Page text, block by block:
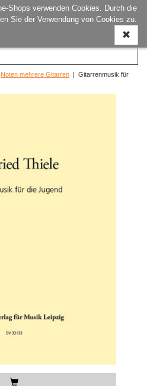
Shops verwenden Cookies. Durch die
Sie der Verwendung von Cookies zu.
ein-/
Noten mehrere Gitarren | Gitarrenmusik für